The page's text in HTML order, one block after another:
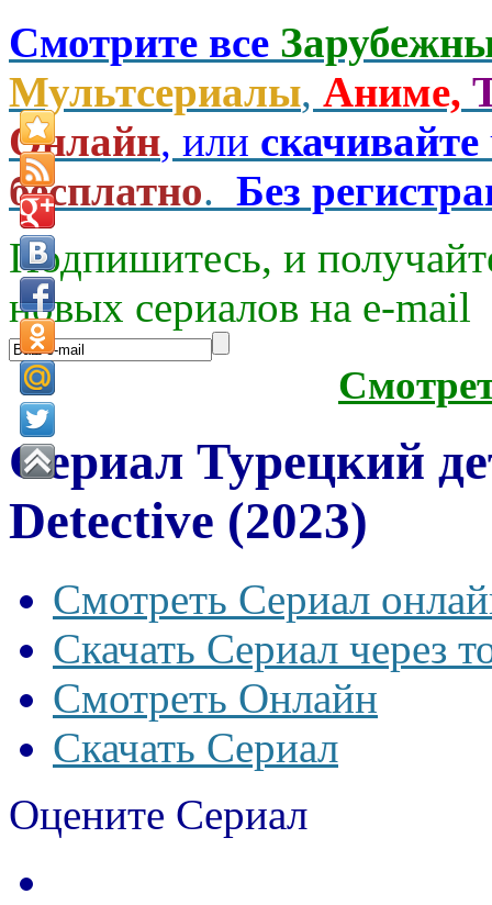
Смотрите все
Мультсериалы, Аниме,
Онлайн, или скачивайте
бесплатно. Без
Подпишитесь, и
новых сериалов на e-mаil
Сериал Турецкий
Detective (2023)
Смотреть Сериал
Скачать Сериал через
Смотреть Онлайн
Скачать Сериал
Оцените Сериал